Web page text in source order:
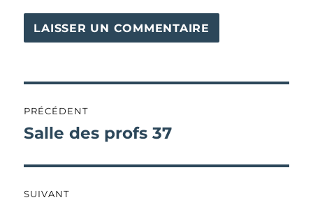
de
PRÉCÉDENT
Publication
Salle des profs 37
SUIVANT